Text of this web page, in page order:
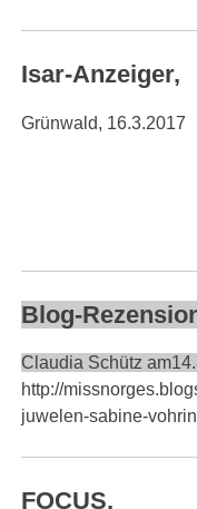
Isar-Anzeiger,
Grünwald, 16.3.2017
Blog-
Claudia Schütz
http://
juwelen-sabine-
FOCUS,